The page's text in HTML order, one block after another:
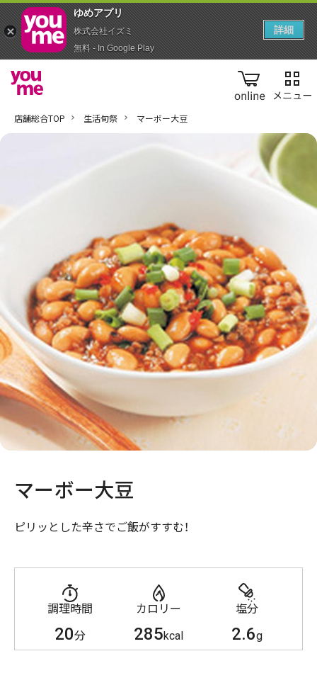
online
店舗総合TOP 生活旬祭 マーボー大豆
マーボー大豆
ピリッとした辛さでご飯がすすむ！
調理時間
20分
カロリー
285kcal
塩分
2.6g
ゆめアプ‪リ‬
株式会社イズミ
無料 - In Google Play
詳細